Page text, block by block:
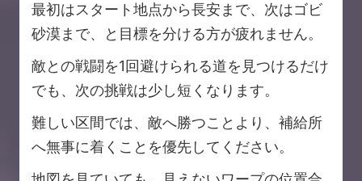
最初はスタート地点から長安まで、次はゴビ
砂漠まで、と目標を分ける方が疲れません。
敵との戦闘を1回避けられる道を見つけるだけ
でも、次の挑戦は少し短くなります。
難しい区間では、敵へ勝つことより、補給所
へ無事に着くことを優先してください。